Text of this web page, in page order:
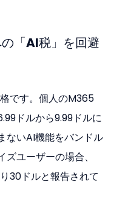
「AI税」を回避
です。個人のM365
ドルから9.99ドルに
ないAI機能をバンドル
ユーザーの場合、
30ドルと報告されて